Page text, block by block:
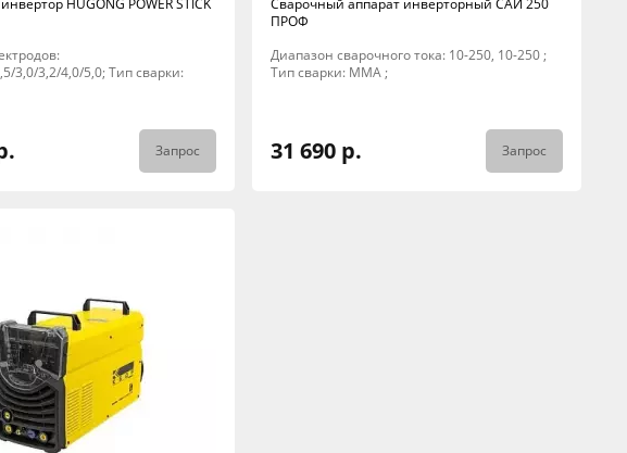
HUGONG POWER STICK
3,0/3,2/4,0/5,0; Тип сварки:
Запрос
Сварочный аппарат инверторный САИ 250
ПРОФ
Диапазон сварочного тока: 10-250, 10-250 ;
Тип сварки: MMA ;
31 690 р. Запрос